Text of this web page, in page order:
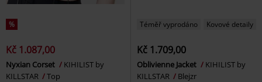
%
Kč 1.087,00
Nyxian Corset
KIHILIST by
KILLSTAR
Top
Téměř vyprodáno Kovové detaily
Kč 1.709,00
Oblivienne Jacket
KIHILIST by
KILLSTAR
Blejzr